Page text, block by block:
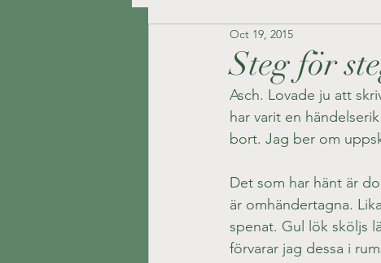
Steg för
Oct 19, 2015
Asch. Lovade ju att
har varit en
bort. Jag ber om
Det som har hänt är
är omhändertagna.
spenat. Gul lök sköljs
förvarar jag dessa i